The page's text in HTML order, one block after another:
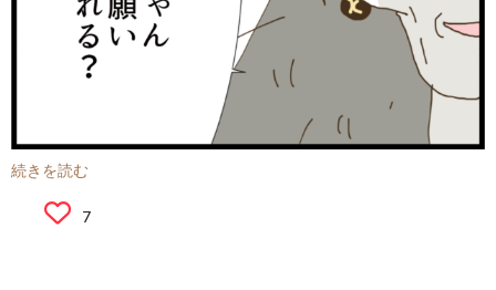
続きを読む
7